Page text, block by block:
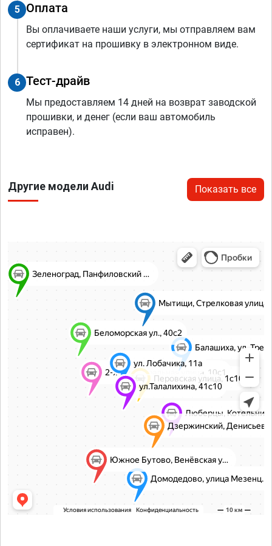
5 Оплата
Вы оплачиваете наши услуги, мы отправляем вам
сертификат на прошивку в электронном виде.
6 Тест-драйв
Мы предоставляем 14 дней на возврат заводской
прошивки, и денег (если ваш автомобиль
исправен).
Другие модели Audi Показать все